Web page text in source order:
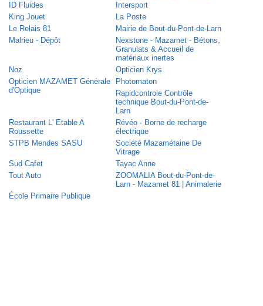
ID Fluides
Intersport
King Jouet
La Poste
Le Relais 81
Mairie de Bout-du-Pont-de-Larn
Malrieu - Dépôt
Nexstone - Mazamet - Bétons,
Granulats & Accueil de
matériaux inertes
Noz
Opticien Krys
Opticien MAZAMET Générale
d'Optique
Photomaton
Rapidcontrole Contrôle
technique Bout-du-Pont-de-
Larn
Restaurant L' Etable A
Roussette
Révéo - Borne de recharge
électrique
STPB Mendes SASU
Société Mazamétaine De
Vitrage
Sud Cafet
Tayac Anne
Tout Auto
ZOOMALIA Bout-du-Pont-de-
Larn - Mazamet 81 | Animalerie
École Primaire Publique